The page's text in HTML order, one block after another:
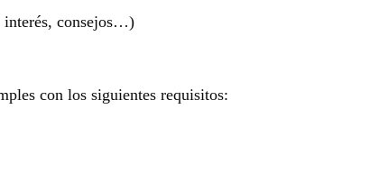
interés, consejos…)
con los siguientes requisitos: